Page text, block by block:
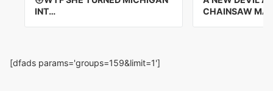
INT…
CHAINSAW
[dfads params='groups=159&limit=1']